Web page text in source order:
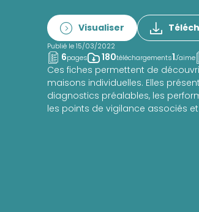
Visualiser
Publié le 15/03/2022
6pages 180téléchargements1J'aime
Ces fiches permettent de
maisons individuelles. Elles
diagnostics préalables, les
les points de vigilance associés